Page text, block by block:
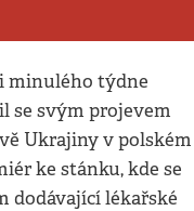
minulého týdne
se svým projevem
Ukrajiny v polském
ke stánku, kde se
dodávající lékařské